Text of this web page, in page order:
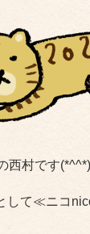
西村です(*^^*)
して≪ニコ